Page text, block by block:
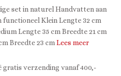
set in naturel Handvatten aan
Klein Lengte 32 cm
Lengte 35 cm Breedte 21 cm
Breedte 23 cm Lees meer
gratis verzending vanaf 400,-